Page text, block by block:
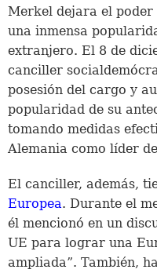
Merkel dejara el poder
una inmensa
extranjero. El 8 de
canciller
posesión del cargo y
popularidad de su
tomando medidas
Alemania como líder
El canciller, además,
Europea. Durante el
él mencionó en un
UE para lograr una
ampliada”. También,